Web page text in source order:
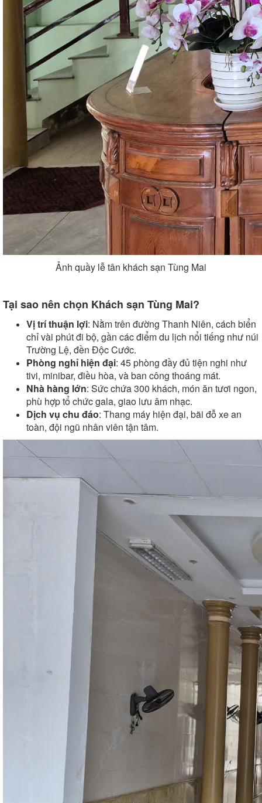
Ảnh quầy lễ tân khách sạn Tùng Mai
Tại sao nên chọn Khách sạn Tùng Mai?
Vị trí thuận lợi: Nằm trên đường Thanh Niên, cách biển
chỉ vài phút đi bộ, gần các điểm du lịch nổi tiếng như núi
Trường Lệ, đền Độc Cước.
Phòng nghỉ hiện đại: 45 phòng đầy đủ tiện nghi như
tivi, minibar, điều hòa, và ban công thoáng mát.
Nhà hàng lớn: Sức chứa 300 khách, món ăn tươi ngon,
phù hợp tổ chức gala, giao lưu âm nhạc.
Dịch vụ chu đáo: Thang máy hiện đại, bãi đỗ xe an
toàn, đội ngũ nhân viên tận tâm.